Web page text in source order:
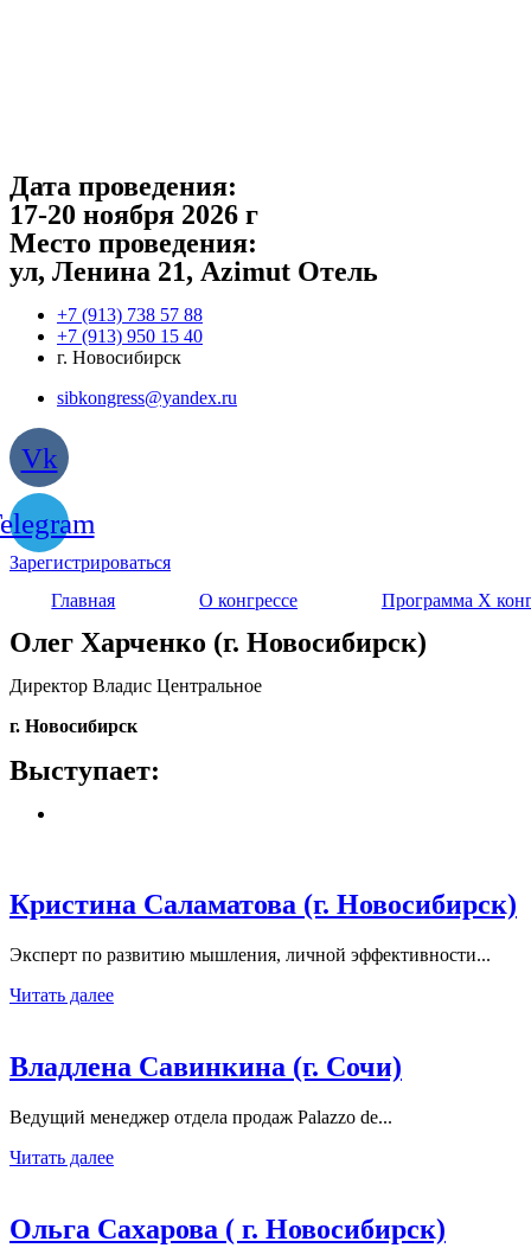
Дата проведения:
17-20 ноября 2026 г
Место проведения:
ул, Ленина 21, Azimut Отель
‎+7 (913) 738 57 88
+7 (913) 950 15 40
г. Новосибирск
sibkongress@yandex.ru
Vk
Зарегистрироваться
Главная
О конгрессе Программа Х
Олег Харченко (г. Новосибирск)
Директор Владис Центральное
г. Новосибирск
Выступает:
Кристина Саламатова (г. Новосибирск)
Эксперт по развитию мышления, личной эффективности...
Читать далее
Владлена Савинкина (г. Сочи)
Ведущий менеджер отдела продаж Palazzo de...
Читать далее
Ольга Сахарова ( г. Новосибирск)